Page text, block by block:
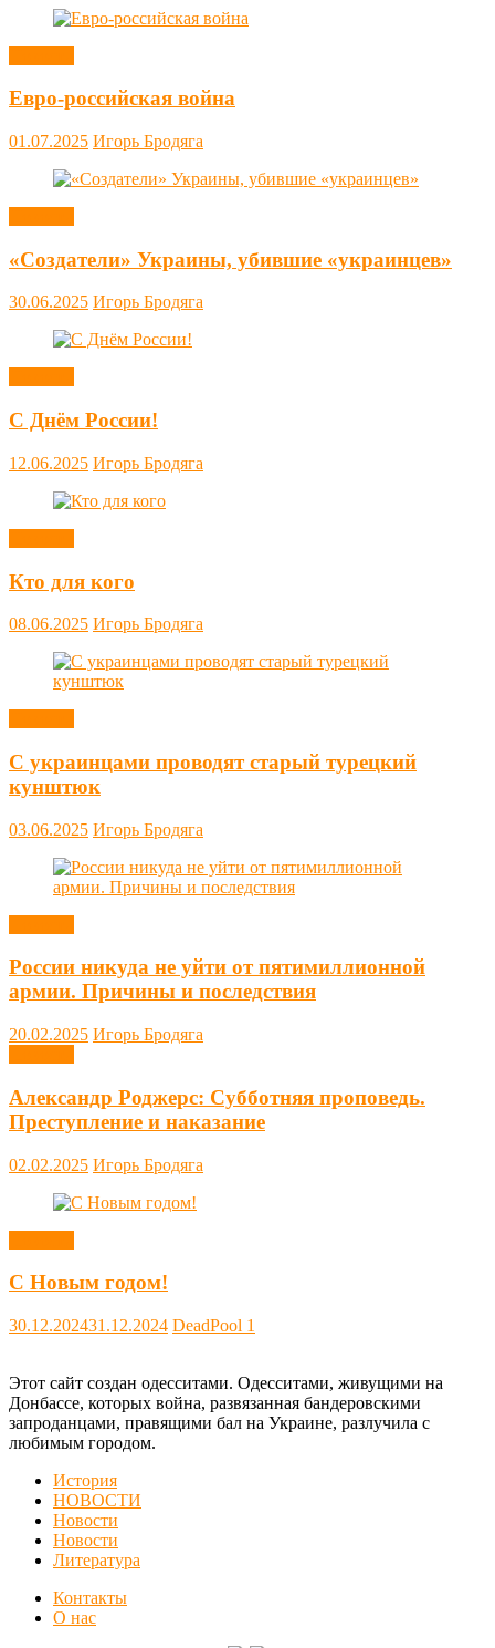
Евро-российская война
01.07.2025 Игорь Бродяга
«Создатели» Украины, убившие «украинцев»
30.06.2025 Игорь Бродяга
С Днём России!
12.06.2025 Игорь Бродяга
Кто для кого
08.06.2025 Игорь Бродяга
С украинцами проводят старый турецкий
кунштюк
03.06.2025 Игорь Бродяга
России никуда не уйти от пятимиллионной
армии. Причины и последствия
20.02.2025 Игорь Бродяга
Александр Роджерс: Субботняя проповедь.
Преступление и наказание
02.02.2025 Игорь Бродяга
С Новым годом!
30.12.202431.12.2024 DeadPool 1
Этот сайт создан одесситами. Одесситами, живущими на
Донбассе, которых война, развязанная бандеровскими
запроданцами, правящими бал на Украине, разлучила с
любимым городом.
История
НОВОСТИ
Новости
Новости
Литература
Контакты
О нас